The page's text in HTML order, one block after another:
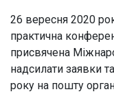
26 вересня 2020
практична
присвячена
надсилати заявки
року на пошту